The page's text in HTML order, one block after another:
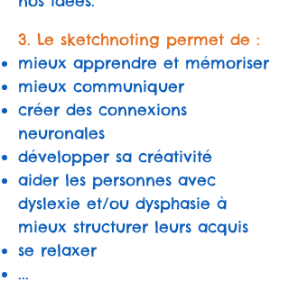
3. Le sketchnoting permet de :
mieux apprendre et mémoriser
mieux communiquer
créer des connexions
neuronales
développer sa créativité
aider les personnes avec
dyslexie et/ou dysphasie à
mieux structurer leurs acquis
se relaxer
...